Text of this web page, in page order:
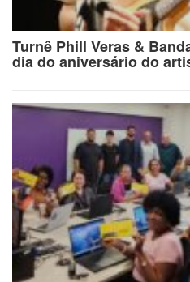
Turnê Phill Veras &
dia do aniversário do